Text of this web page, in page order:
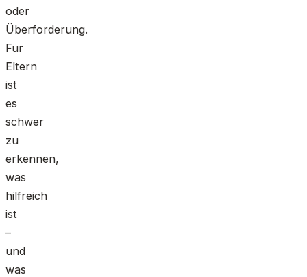
oder
Überforderung.
Für
Eltern
ist
es
schwer
zu
erkennen,
was
hilfreich
ist
–
und
was